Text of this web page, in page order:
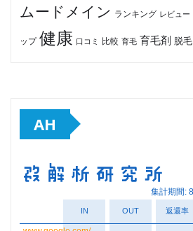
ムードメイン ランキング レビュー
ップ 健康 口コミ 比較 育毛 育毛剤 脱毛
AH